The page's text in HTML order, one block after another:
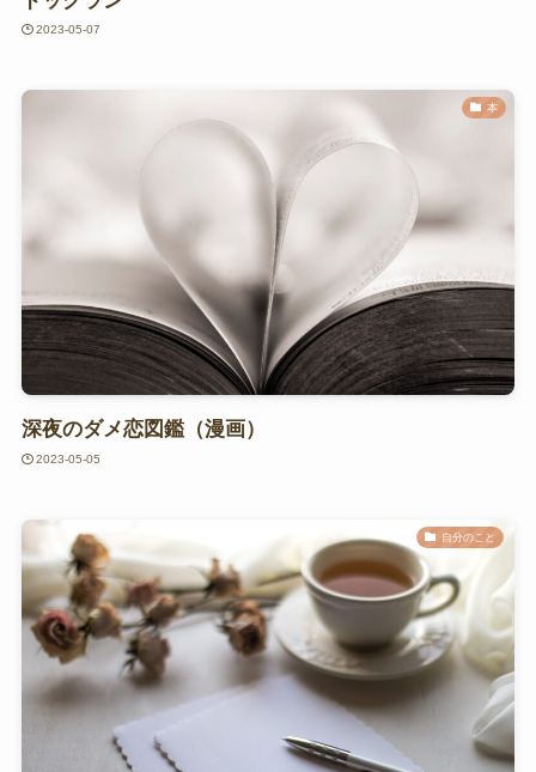
2023-05-07
本
深夜のダメ恋図鑑（漫画）
2023-05-05
自分のこと